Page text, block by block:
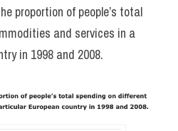
proportion of people’s total
and services in a
in 1998 and 2008.